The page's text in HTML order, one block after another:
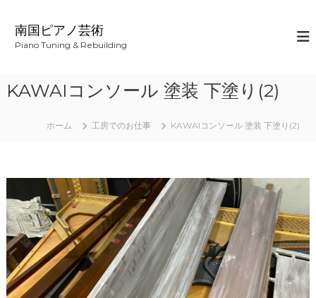
ス
南国ピアノ芸術
Piano Tuning & Rebuilding
KAWAIコンソール 塗装 下塗り(2)
ホーム 工房でのお仕事 KAWAIコンソール 塗装 下塗り(2)